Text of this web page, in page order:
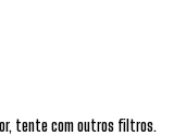
tente com outros filtros.